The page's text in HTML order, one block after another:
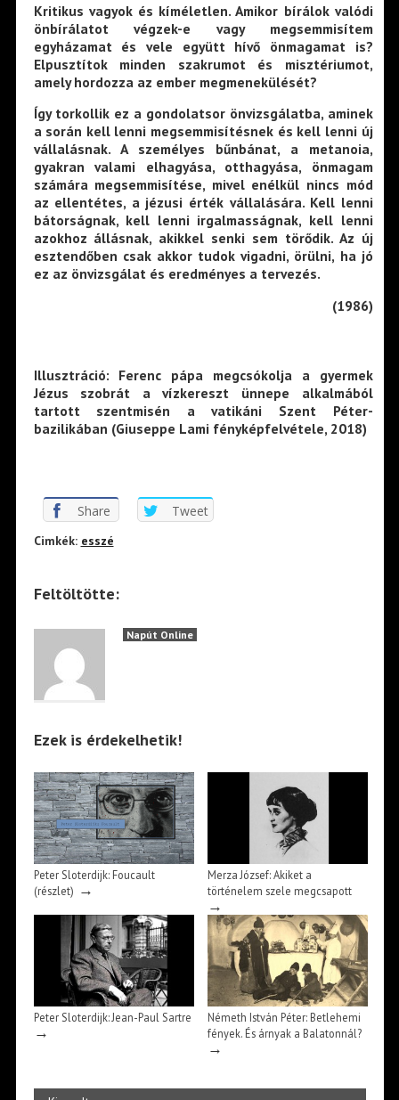
Kritikus vagyok és kíméletlen. Amikor bírálok valódi
önbírálatot végzek-e vagy megsemmisítem
egyházamat és vele együtt hívő önmagamat is?
Elpusztítok minden szakrumot és misztériumot,
amely hordozza az ember megmenekülését?
Így torkollik ez a gondolatsor önvizsgálatba, aminek
a során kell lenni megsemmisítésnek és kell lenni új
vállalásnak. A személyes bűnbánat, a metanoia,
gyakran valami elhagyása, otthagyása, önmagam
számára megsemmisítése, mivel enélkül nincs mód
az ellentétes, a jézusi érték vállalására. Kell lenni
bátorságnak, kell lenni irgalmasságnak, kell lenni
azokhoz állásnak, akikkel senki sem törődik. Az új
esztendőben csak akkor tudok vigadni, örülni, ha jó
ez az önvizsgálat és eredményes a tervezés.
(1986)
Illusztráció: Ferenc pápa megcsókolja a gyermek
Jézus szobrát a vízkereszt ünnepe alkalmából
tartott szentmisén a vatikáni Szent Péter-
bazilikában (Giuseppe Lami fényképfelvétele, 2018)
Share Tweet
Cimkék: esszé
Feltöltötte:
Napút Online
Ezek is érdekelhetik!
Peter Sloterdijk: Foucault
(részlet) →
Merza József: Akiket a
történelem szele megcsapott
→
Peter Sloterdijk: Jean-Paul Sartre
→
Németh István Péter: Betlehemi
fények. És árnyak a Balatonnál?
→